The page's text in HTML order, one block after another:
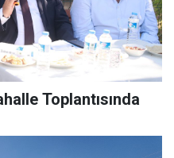
Toplantısında